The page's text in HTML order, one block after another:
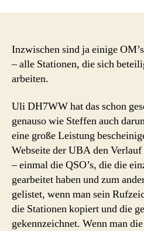
Inzwischen sind ja einige
– alle Stationen, die sich
arbeiten.
Uli DH7WW hat das schon
genauso wie Steffen auch
eine große Leistung
Webseite der UBA den
– einmal die QSO’s, die die
gearbeitet haben und zum
gelistet, wenn man sein
die Stationen kopiert und die
gekennzeichnet. Wenn man